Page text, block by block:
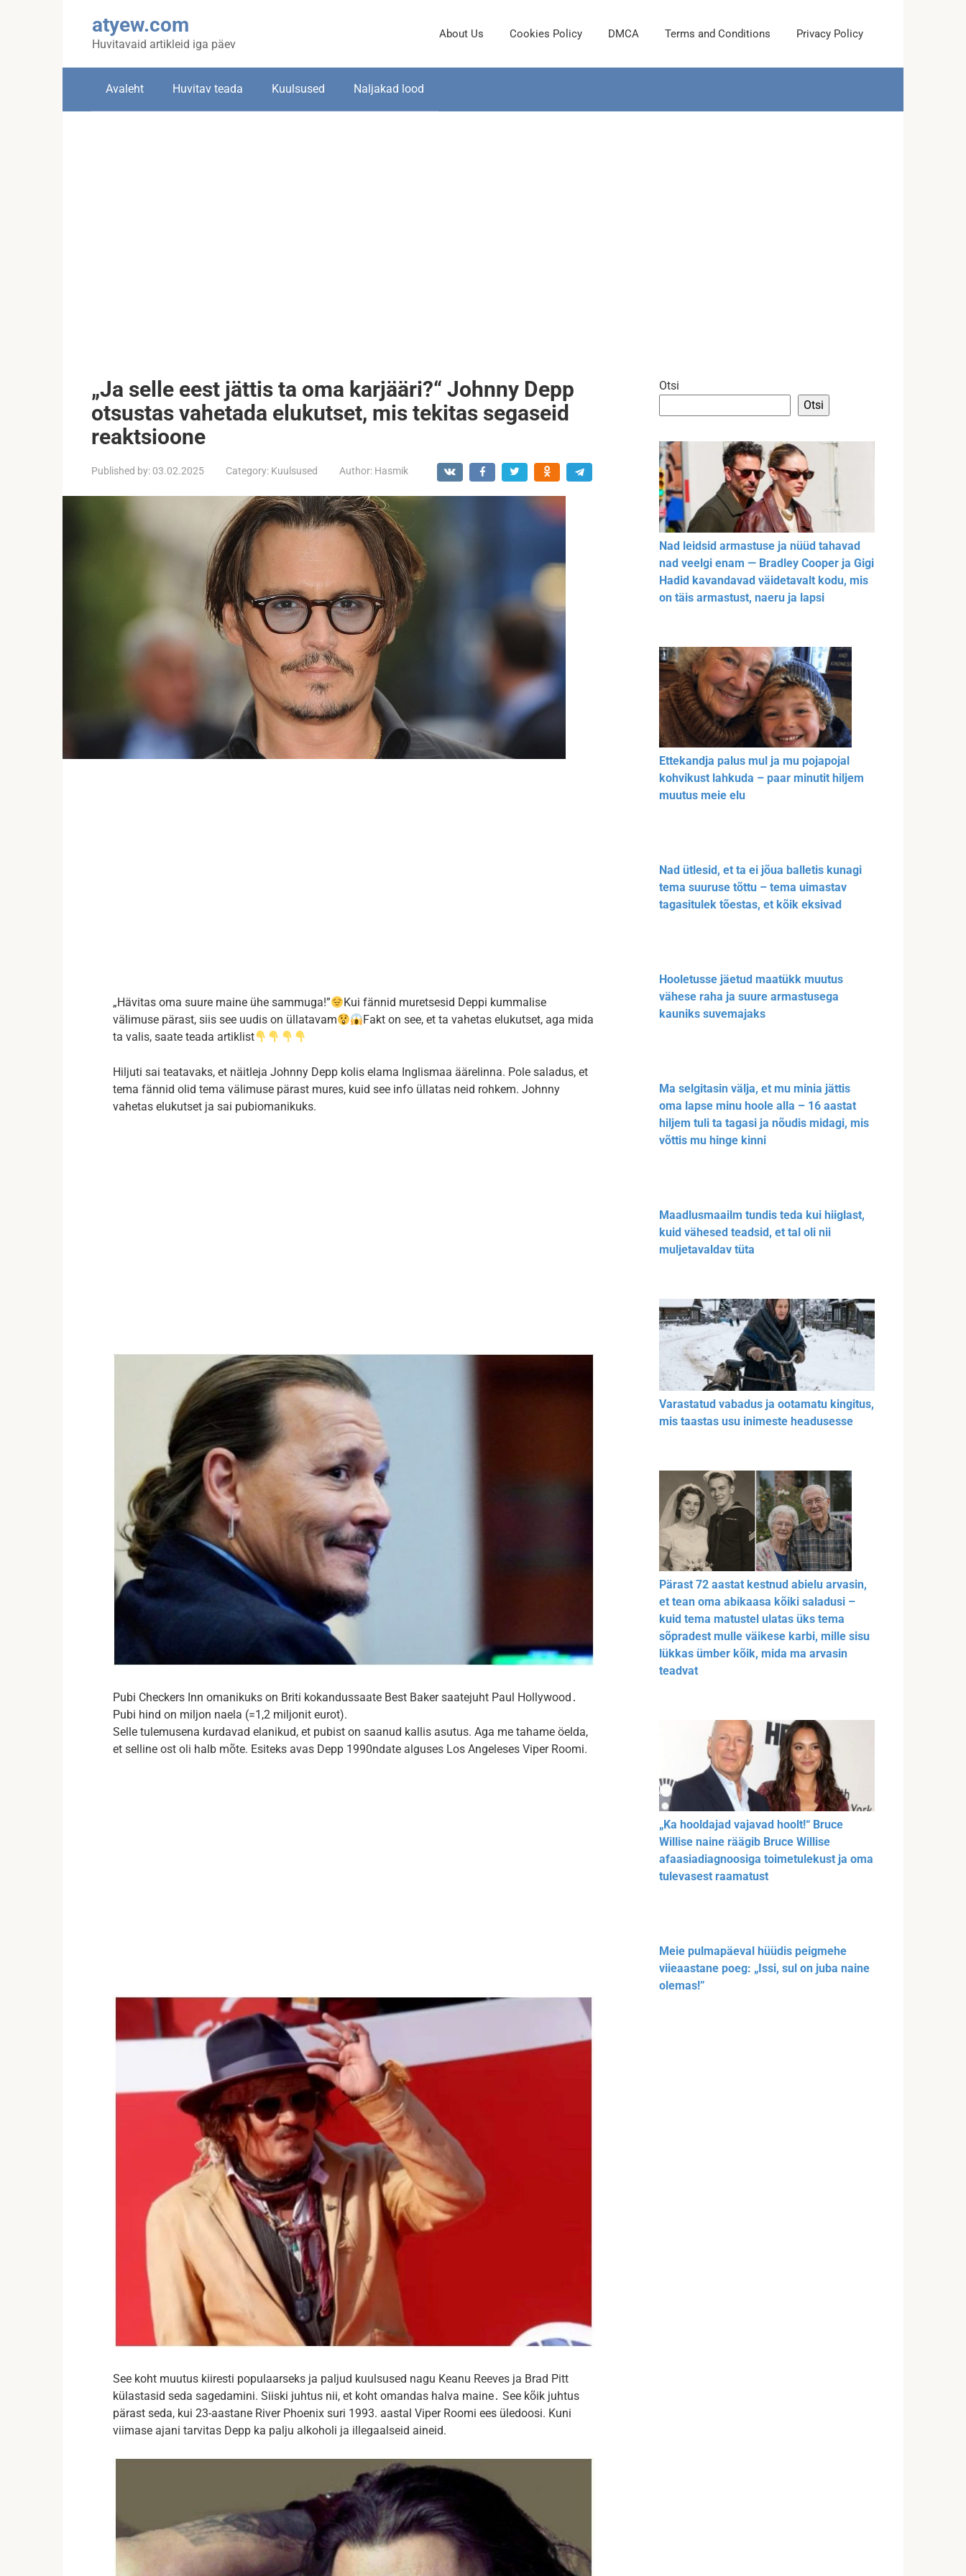
atyew.com
Huvitavaid artikleid iga päev
About Us Cookies Policy DMCA Terms and Conditions Privacy Policy
Avaleht Huvitav teada Kuulsused Naljakad lood
„Ja selle eest jättis ta oma karjääri?“ Johnny Depp
otsustas vahetada elukutset, mis tekitas segaseid
reaktsioone
Published by: 03.02.2025 Category: Kuulsused Author: Hasmik
„Hävitas oma suure maine ühe sammuga!”
Kui fännid muretsesid Deppi kummalise
välimuse pärast, siis see uudis on üllatavam
Fakt on see, et ta vahetas elukutset, aga mida
ta valis, saate teada artiklist
Hiljuti sai teatavaks, et näitleja Johnny Depp kolis elama Inglismaa äärelinna. Pole saladus, et
tema fännid olid tema välimuse pärast mures, kuid see info üllatas neid rohkem. Johnny
vahetas elukutset ja sai pubiomanikuks.
Pubi Checkers Inn omanikuks on Briti kokandussaate Best Baker saatejuht Paul Hollywood․
Pubi hind on miljon naela (=1,2 miljonit eurot).
Selle tulemusena kurdavad elanikud, et pubist on saanud kallis asutus. Aga me tahame öelda,
et selline ost oli halb mõte. Esiteks avas Depp 1990ndate alguses Los Angeleses Viper Roomi.
See koht muutus kiiresti populaarseks ja paljud kuulsused nagu Keanu Reeves ja Brad Pitt
külastasid seda sagedamini. Siiski juhtus nii, et koht omandas halva maine․ See kõik juhtus
pärast seda, kui 23-aastane River Phoenix suri 1993. aastal Viper Roomi ees üledoosi. Kuni
viimase ajani tarvitas Depp ka palju alkoholi ja illegaalseid aineid.
Otsi
Otsi
Nad leidsid armastuse ja nüüd tahavad
nad veelgi enam — Bradley Cooper ja Gigi
Hadid kavandavad väidetavalt kodu, mis
on täis armastust, naeru ja lapsi
Ettekandja palus mul ja mu pojapojal
kohvikust lahkuda – paar minutit hiljem
muutus meie elu
Nad ütlesid, et ta ei jõua balletis kunagi
tema suuruse tõttu – tema uimastav
tagasitulek tõestas, et kõik eksivad
Hooletusse jäetud maatükk muutus
vähese raha ja suure armastusega
kauniks suvemajaks
Ma selgitasin välja, et mu minia jättis
oma lapse minu hoole alla – 16 aastat
hiljem tuli ta tagasi ja nõudis midagi, mis
võttis mu hinge kinni
Maadlusmaailm tundis teda kui hiiglast,
kuid vähesed teadsid, et tal oli nii
muljetavaldav tüta
Varastatud vabadus ja ootamatu kingitus,
mis taastas usu inimeste headusesse
Pärast 72 aastat kestnud abielu arvasin,
et tean oma abikaasa kõiki saladusi –
kuid tema matustel ulatas üks tema
sõpradest mulle väikese karbi, mille sisu
lükkas ümber kõik, mida ma arvasin
teadvat
„Ka hooldajad vajavad hoolt!“ Bruce
Willise naine räägib Bruce Willise
afaasiadiagnoosiga toimetulekust ja oma
tulevasest raamatust
Meie pulmapäeval hüüdis peigmehe
viieaastane poeg: „Issi, sul on juba naine
olemas!”